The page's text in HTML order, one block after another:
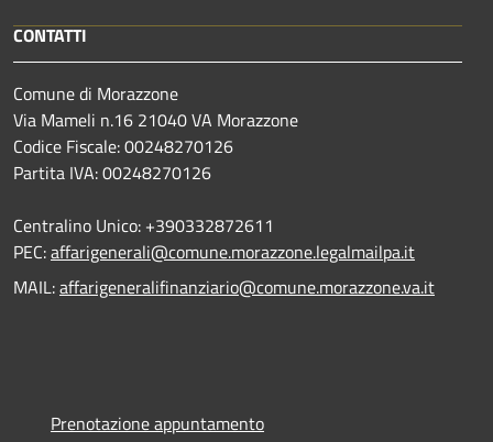
CONTATTI
Comune di Morazzone
Via Mameli n.16 21040 VA Morazzone
Codice Fiscale: 00248270126
Partita IVA: 00248270126
Centralino Unico: +390332872611
PEC:affarigenerali@comune.morazzone.legalmailpa.it
MAIL:affarigeneralifinanziario@comune.morazzone.va.it
Prenotazione appuntamento